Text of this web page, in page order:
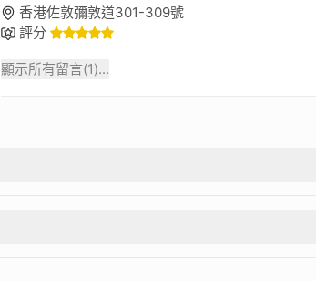
香港佐敦彌敦道301-309號
評分
顯示所有留言(1)...